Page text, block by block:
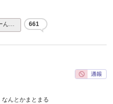
ん… 661
んとかまとまる